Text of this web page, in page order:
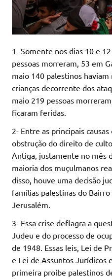
1- Somente nos dias 10 e
pessoas morreram, 53 em
maio 140 palestinos
crianças decorrente dos
maio 219 pessoas
ficaram feridas.
2- Entre as principais
obstrução do direito de
Antiga, justamente no mês
maioria dos muçulmanos
disso, houve uma decisão
famílias palestinas do
Jerusalém.
3- Essa crise deflagra a
Judeu e do processo de
de 1948. Essas leis, Lei de
e Lei de Assuntos Jurídicos
primeira proíbe palestinos